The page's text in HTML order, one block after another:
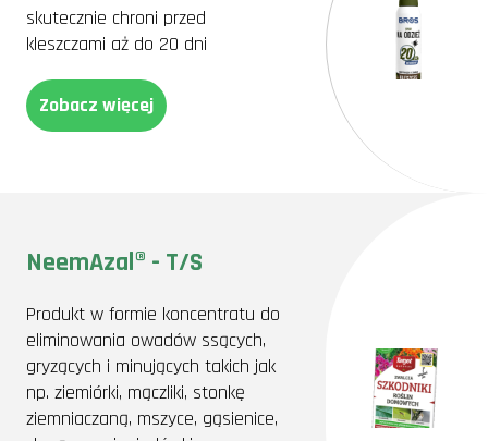
skutecznie chroni przed
kleszczami aż do 20 dni
Zobacz więcej
NeemAzal® - T/S
Produkt w formie koncentratu do
eliminowania owadów ssących,
gryzących i minujących takich jak
np. ziemiórki, mączliki, stonkę
ziemniaczaną, mszyce, gąsienice,